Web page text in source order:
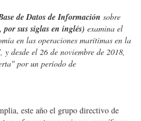
de Datos de Información sobre
sus siglas en inglés) examina el
en las operaciones marítimas en la
desde el 26 de noviembre de 2018,
por un período de
este año el grupo directivo de